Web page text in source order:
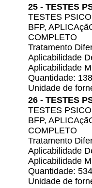
25 - TESTES
TESTES
BFP,
COMPLETO
Tratamento
Aplicabilidade
Aplicabilidade
Quantidade: 138
Unidade de
26 - TESTES
TESTES
BFP,
COMPLETO
Tratamento
Aplicabilidade
Aplicabilidade
Quantidade: 534
Unidade de